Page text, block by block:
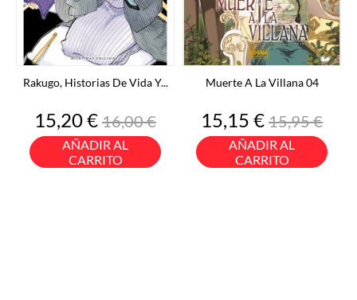
Rakugo, Historias De Vida Y...
Precio
15,20 €Precio
base
16,00 €
AÑADIR AL
CARRITO
Muerte A La Villana 04
Precio
15,15 €Precio
base
15,95 €
AÑADIR AL
CARRITO